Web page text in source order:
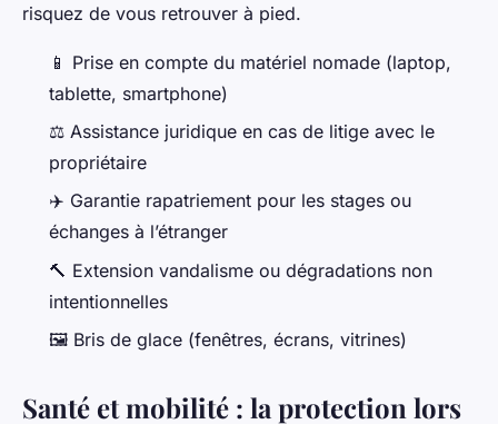
risquez de vous retrouver à pied.
📱 Prise en compte du matériel nomade (laptop,
tablette, smartphone)
⚖️ Assistance juridique en cas de litige avec le
propriétaire
✈️ Garantie rapatriement pour les stages ou
échanges à l’étranger
🔨 Extension vandalisme ou dégradations non
intentionnelles
🖼️ Bris de glace (fenêtres, écrans, vitrines)
Santé et mobilité : la protection lors